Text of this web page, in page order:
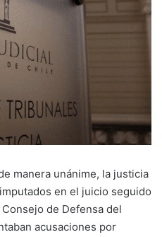
manera unánime, la justicia
en el juicio seguido
de Defensa del
acusaciones por